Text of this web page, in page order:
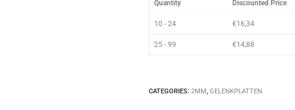
Quantity Discounted Price
10 - 24 €16,34
25 - 99 €14,88
CATEGORIES: 2MM, GELENKPLATTEN